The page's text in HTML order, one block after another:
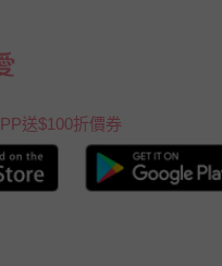
送$100折價券